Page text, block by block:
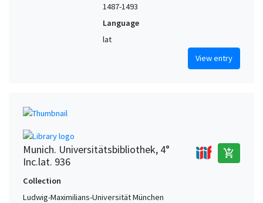
1487-1493
Language
lat
View entry
Munich. Universitätsbibliothek, 4°
Inc.lat. 936
add_shopping_cart
Collection
Ludwig-Maximilians-Universität München